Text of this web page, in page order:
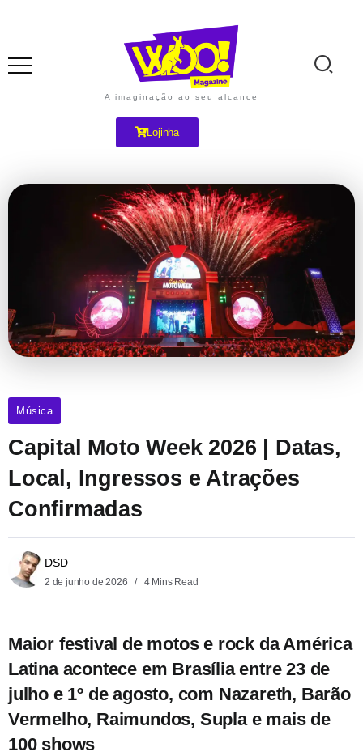
A imaginação ao seu alcance
Lojinha
Música
Capital Moto Week 2026 | Datas,
Local, Ingressos e Atrações
Confirmadas
DSD
2 de junho de 2026 4 Mins Read
Maior festival de motos e rock da América
Latina acontece em Brasília entre 23 de
julho e 1º de agosto, com Nazareth, Barão
Vermelho, Raimundos, Supla e mais de
100 shows